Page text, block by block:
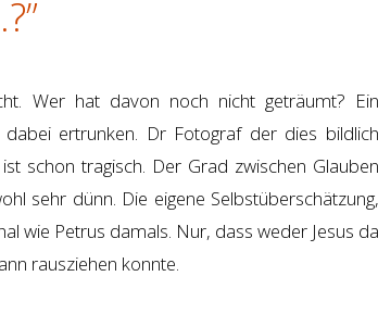
Wer hat davon noch nicht geträumt? Ein
ertrunken. Dr Fotograf der dies bildlich
schon tragisch. Der Grad zwischen Glauben
sehr dünn. Die eigene Selbstüberschätzung,
wie Petrus damals. Nur, dass weder Jesus da
rausziehen konnte.